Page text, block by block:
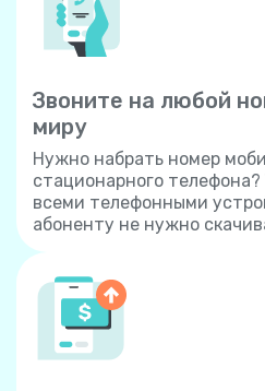
Звоните на любой
миру
Нужно набрать номер
стационарного телефона?
всеми телефонными
абоненту не нужно